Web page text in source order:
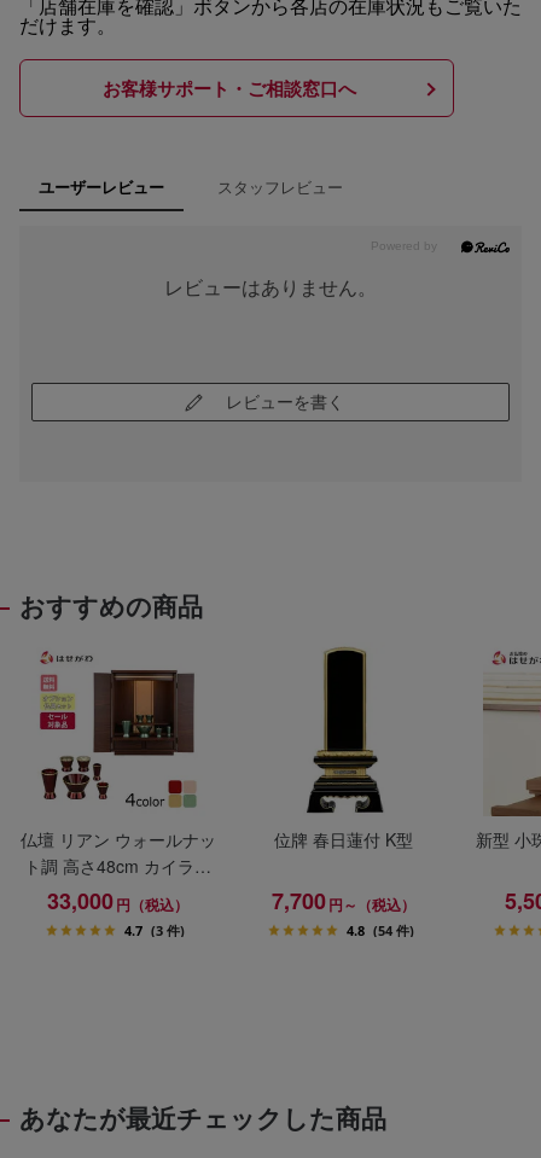
「店舗在庫を確認」ボタンから各店の在庫状況もご覧いた
だけます。
お客様サポート・ご相談窓口へ
ユーザーレビュー スタッフレビュー
レビューはありません。
レビューを書く
おすすめの商品
仏壇 リアン ウォールナッ
ト調 高さ48cm カイラ具
足セット
33,000円（税込）
4.7 (3 件)
位牌 春日蓮付 K型
7,700円～（税込）
4.8 (54 件)
新型 小
あなたが最近チェックした商品